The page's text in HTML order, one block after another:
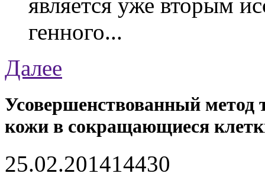
генного...
Далее
Усовершенствованный метод
кожи в сокращающиеся
25.02.201414430